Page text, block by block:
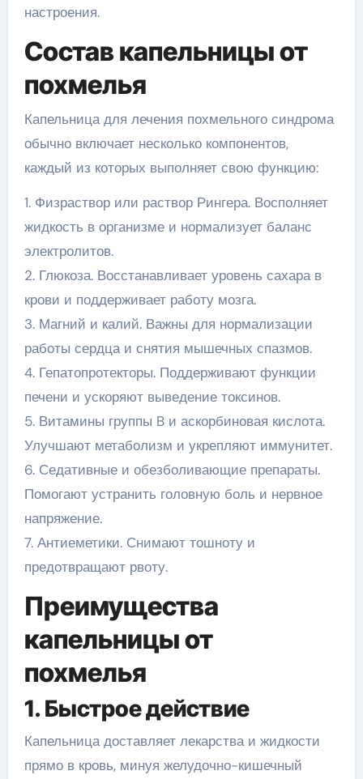
настроения.
Состав капельницы от
похмелья
Капельница для лечения похмельного синдрома
обычно включает несколько компонентов,
каждый из которых выполняет свою функцию:
1. Физраствор или раствор Рингера. Восполняет
жидкость в организме и нормализует баланс
электролитов.
2. Глюкоза. Восстанавливает уровень сахара в
крови и поддерживает работу мозга.
3. Магний и калий. Важны для нормализации
работы сердца и снятия мышечных спазмов.
4. Гепатопротекторы. Поддерживают функции
печени и ускоряют выведение токсинов.
5. Витамины группы B и аскорбиновая кислота.
Улучшают метаболизм и укрепляют иммунитет.
6. Седативные и обезболивающие препараты.
Помогают устранить головную боль и нервное
напряжение.
7. Антиеметики. Снимают тошноту и
предотвращают рвоту.
Преимущества
капельницы от
похмелья
1. Быстрое действие
Капельница доставляет лекарства и жидкости
прямо в кровь, минуя желудочно-кишечный